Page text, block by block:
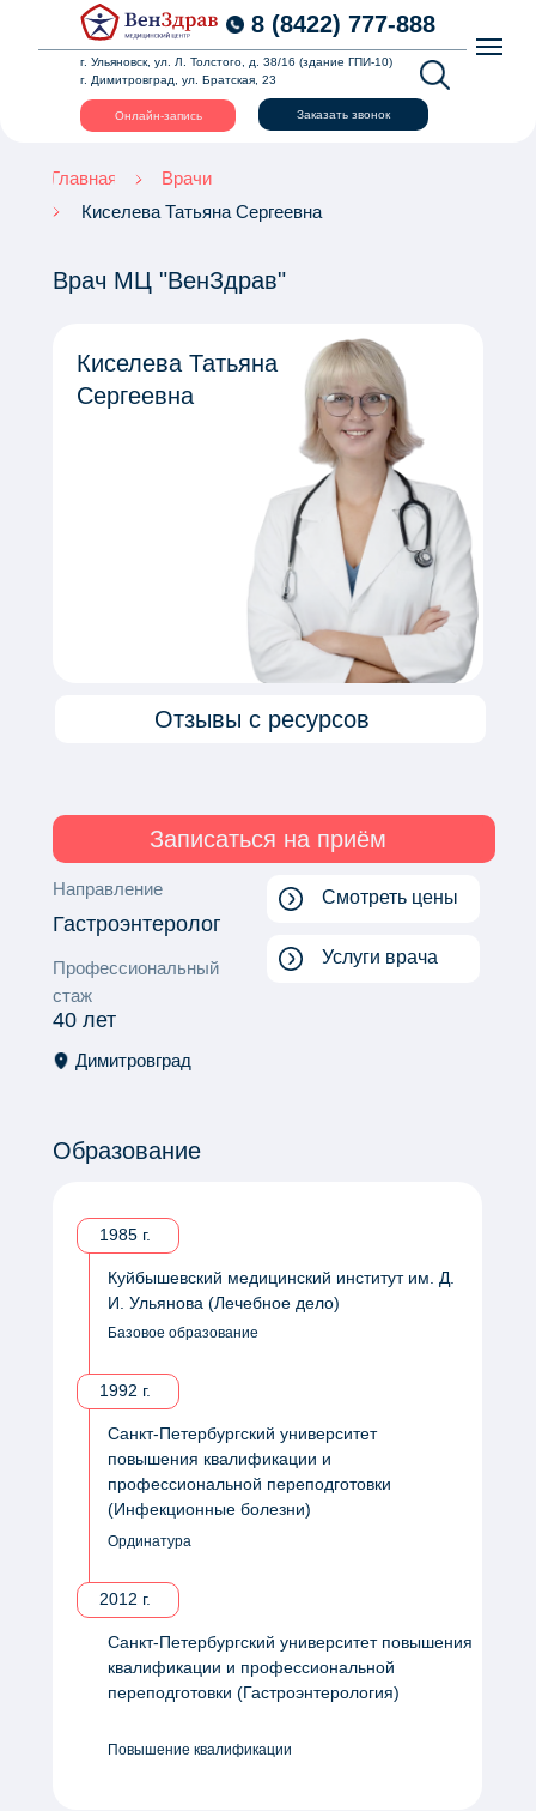
Онлайн-запись
г. Ульяновск, ул. Л. Толстого, д. 38/16 (здание ГПИ-10)
Заказать звонок
8 (8422) 777-888
г. Димитровград, ул. Братская, 23
Врачи
Главная
Киселева Татьяна Сергеевна
Врач МЦ "ВенЗдрав"
Киселева Татьяна
Сергеевна
Направление
Гастроэнтеролог
Профессиональный
стаж
Смотреть цены
Отзывы с ресурсов
Записаться на приём
Услуги врача
40 лет
Димитровград
Куйбышевский медицинский институт им. Д.
И. Ульянова (Лечебное дело)
Базовое образование
1985 г.
Санкт-Петербургский университет повышения
квалификации и профессиональной
переподготовки (Гастроэнтерология)
Санкт-Петербургский университет
повышения квалификации и
профессиональной переподготовки
(Инфекционные болезни)
1992 г.
Ординатура
Повышение квалификации
Образование
2012 г.